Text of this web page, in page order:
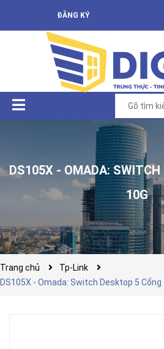
ĐĂNG KÝ
DS105X - OMADA: SWITCH
10G
Trang chủ
Tp-Link
DS105X - Omada: Switch Desktop 5 Cổng